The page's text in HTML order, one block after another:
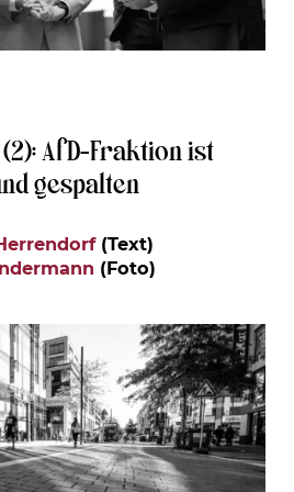
AfD-Fraktion ist
gespalten
(Text)
(Foto)